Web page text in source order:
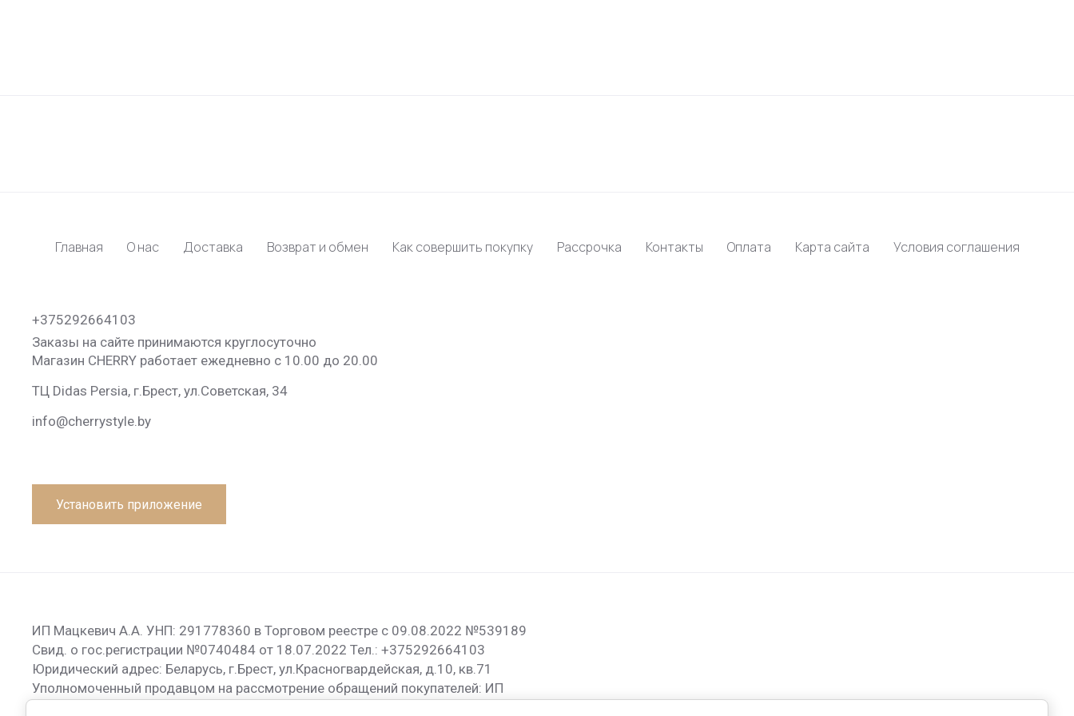
Главная О нас Доставка Возврат и обмен Как совершить покупку Рассрочка Контакты Оплата Карта сайта Условия соглашения
+375292664103
Заказы на сайте принимаются круглосуточно
Магазин CHERRY работает ежедневно с 10.00 до 20.00
ТЦ Didas Persia, г.Брест, ул.Советская, 34
info@cherrystyle.by
Установить приложение
ИП Мацкевич А.А. УНП: 291778360 в Торговом реестре с 09.08.2022 №539189
Свид. о гос.регистрации №0740484 от 18.07.2022 Тел.: +375292664103
Юридический адрес: Беларусь, г.Брест, ул.Красногвардейская, д.10, кв.71
Уполномоченный продавцом на рассмотрение обращений покупателей: ИП